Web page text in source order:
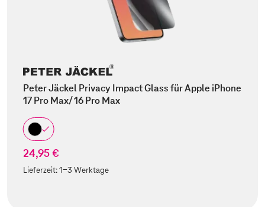
Peter Jäckel Privacy Impact Glass für Apple iPhone
17 Pro Max/ 16 Pro Max
24,95 €
Lieferzeit:1-3 Werktage